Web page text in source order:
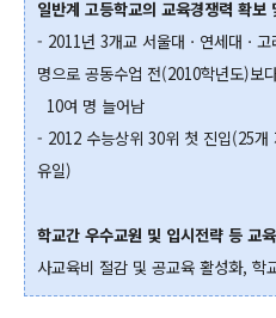
일반계 고등학교의 교육경쟁력 확보
- 2011년 3개교 서울대ㆍ연세대ㆍ
명으로 공동수업 전(2010학년도)보
10여 명 늘어남
- 2012 수능상위 30위 첫 진입(25개
유일)
학교간 우수교원 및 입시전략 등 교
사교육비 절감 및 공교육 활성화, 학